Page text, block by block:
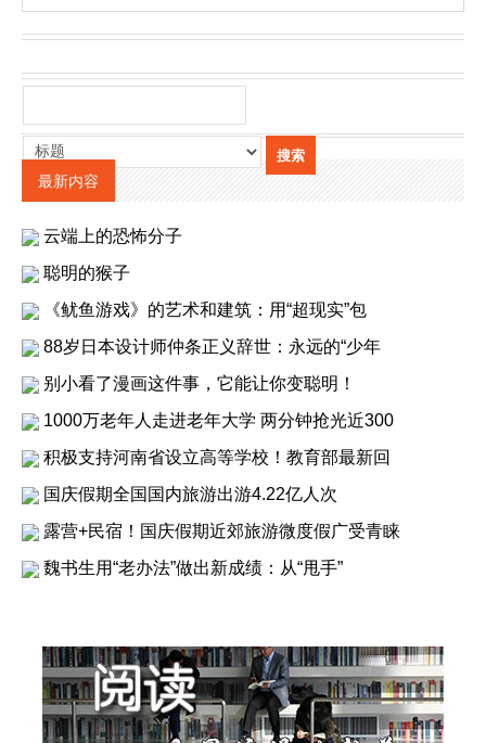
最新内容
云端上的恐怖分子
聪明的猴子
《鱿鱼游戏》的艺术和建筑：用“超现实”包
88岁日本设计师仲条正义辞世：永远的“少年
别小看了漫画这件事，它能让你变聪明！
1000万老年人走进老年大学 两分钟抢光近300
积极支持河南省设立高等学校！教育部最新回
国庆假期全国国内旅游出游4.22亿人次
露营+民宿！国庆假期近郊旅游微度假广受青睐
魏书生用“老办法”做出新成绩：从“甩手”